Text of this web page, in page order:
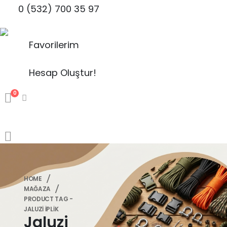
0 (532) 700 35 97
Favorilerim
Hesap Oluştur!
0
HOME
MAĞAZA
PRODUCT TAG -
JALUZI İPLIK
Jaluzi